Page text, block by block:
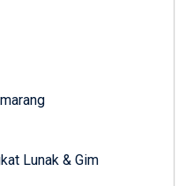
Lunak & Gim